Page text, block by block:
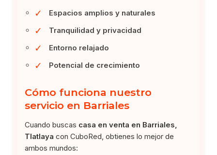
✓ Espacios amplios y naturales
✓ Tranquilidad y privacidad
✓ Entorno relajado
✓ Potencial de crecimiento
Cómo funciona nuestro
servicio en Barriales
Cuando buscas casa en venta en Barriales,
Tlatlaya con CuboRed, obtienes lo mejor de
ambos mundos: